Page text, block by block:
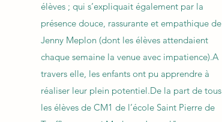
élèves ; qui s’expliquait également par la
présence douce, rassurante et empathique de
Jenny Meplon (dont les élèves attendaient
chaque semaine la venue avec impatience).A
travers elle, les enfants ont pu apprendre à
réaliser leur plein potentiel.De la part de tous
les élèves de CM1 de l’école Saint Pierre de